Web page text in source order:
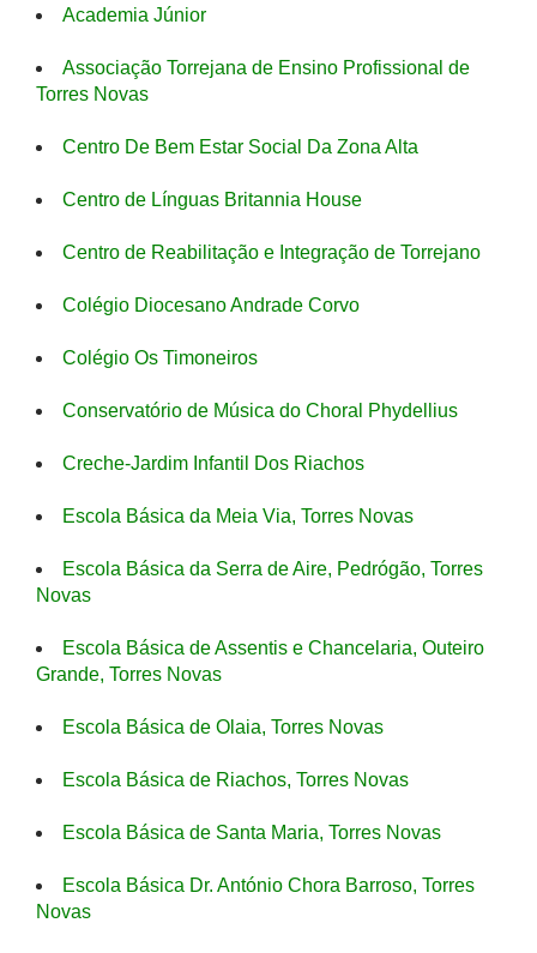
Academia Júnior
Associação Torrejana de Ensino Profissional de
Torres Novas
Centro De Bem Estar Social Da Zona Alta
Centro de Línguas Britannia House
Centro de Reabilitação e Integração de Torrejano
Colégio Diocesano Andrade Corvo
Colégio Os Timoneiros
Conservatório de Música do Choral Phydellius
Creche-Jardim Infantil Dos Riachos
Escola Básica da Meia Via, Torres Novas
Escola Básica da Serra de Aire, Pedrógão, Torres
Novas
Escola Básica de Assentis e Chancelaria, Outeiro
Grande, Torres Novas
Escola Básica de Olaia, Torres Novas
Escola Básica de Riachos, Torres Novas
Escola Básica de Santa Maria, Torres Novas
Escola Básica Dr. António Chora Barroso, Torres
Novas